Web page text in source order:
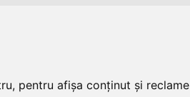
pentru afișa conținut și reclame